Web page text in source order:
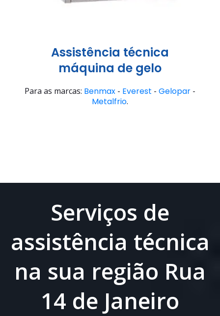
Assistência técnica
máquina de gelo
Para as marcas: Benmax - Everest - Gelopar -
Metalfrio.
Serviços de
assistência técnica
na sua região Rua
14 de Janeiro